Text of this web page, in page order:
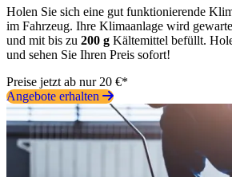
Holen Sie sich eine gut funktionierende
im Fahrzeug. Ihre Klimaanlage wird
und mit bis zu 200 g Kältemittel befüllt.
und sehen Sie Ihren Preis sofort!
Preise jetzt ab nur 20 €*
Angebote erhalten